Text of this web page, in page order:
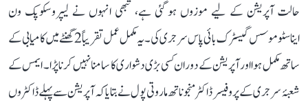
حالت آپریشن کے لیے موزوں ہو گئی ہے، تبھی انہوں نے لیپروسکوپک ون
ایناسٹوموسس گیسٹرک بائی پاس سرجری کی۔ یہ مکمل عمل تقریباً 2 گھنٹے میں کامیابی کے
ساتھ مکمل ہوا اور آپریشن کے دوران کسی بڑی دشواری کا سامنا نہیں کرنا پڑا۔ ایمس کے
شعبۂ سرجری کے پروفیسر ڈاکٹر منجوناتھ ماروتی پول نے بتایا کہ آپریشن سے پہلے ڈاکٹروں